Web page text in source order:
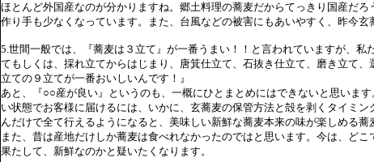
ほとんど外国産なのが分かりますね。郷土料理の蕎麦だからてっきり国産だろ
作り手も少なくなっています。また、台風などの被害にもあいやすく、昨今玄
5.世間一般では、『蕎麦は３立て』が一番うまい！！と言われていますが、
てもしくは、採れ立てからはじまり、唐箕仕立て、石抜き仕立て、磨き立て
立ての９立てが一番おいしいんです！』
あと、『○○産が良い』というのも、一概にひとまとめにはできないと思いま
い状態でお客様に届けるには、いかに、玄蕎麦の保管方法と殻を剥くタイミ
んだけで全て行えるようになると、美味しい新鮮な蕎麦本来の味が楽しめる蕎
また、昔は産地だけしか蕎麦は食べれなかったのではと思います。今は、どこ
果たして、新鮮なのかと疑いたくなります。